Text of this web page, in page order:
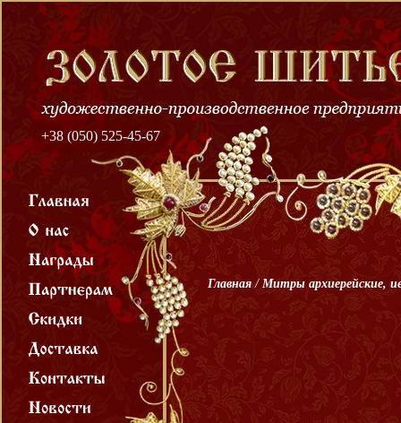
+38 (050) 525-45-67
Главная / Митры архиерейские,